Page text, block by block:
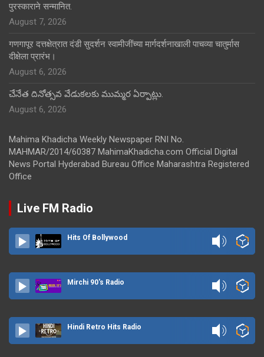
पुरस्काराने सन्मानित.
August 7, 2026
गणगापूर दत्तक्षेत्रात दंडी सुदर्शन स्वामीजींच्या मार्गदर्शनाखाली पाचव्या चातुर्मास
दीक्षेला प्रारंभ।
August 6, 2026
చేనేత దినోత్సవ వేడుకలకు ముమ్మర ఏర్పాట్లు.
August 6, 2026
Mahima Khadicha Weekly Newspaper RNI No.
MAHMAR/2014/60387 MahimaKhadicha.com Official Digital
News Portal Hyderabad Bureau Office Maharashtra Registered
Office
Live FM Radio
Hits Of Bollywood
Mirchi 90's Radio
Hindi Retro Hits Radio